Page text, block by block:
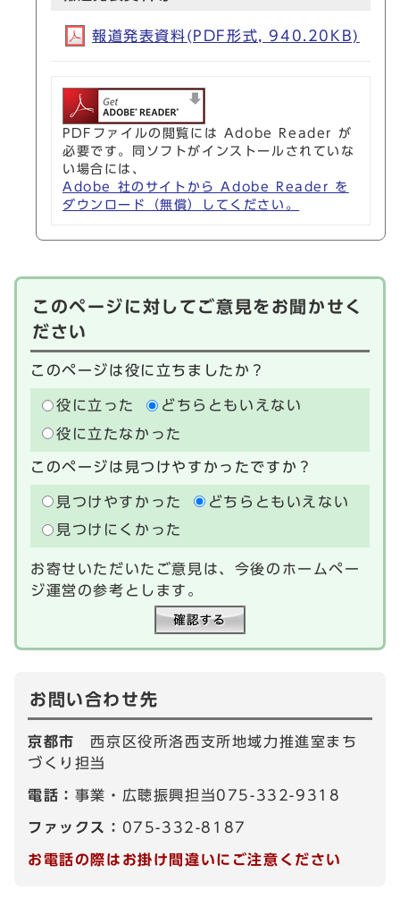
報道発表資料(PDF形式, 940.20KB)
PDFファイルの閲覧には Adobe Reader が
必要です。同ソフトがインストールされていな
い場合には、
Adobe 社のサイトから Adobe Reader を
ダウンロード（無償）してください。
このページに対してご意見をお聞かせく
ださい
このページは役に立ちましたか？
役に立った
どちらともいえない
役に立たなかった
このページは見つけやすかったですか？
見つけやすかった
どちらともいえない
見つけにくかった
お寄せいただいたご意見は、今後のホームペー
ジ運営の参考とします。
お問い合わせ先
京都市西京区役所洛西支所地域力推進室まち
づくり担当
電話： 事業・広聴振興担当075-332-9318
ファックス： 075-332-8187
お電話の際はお掛け間違いにご注意ください